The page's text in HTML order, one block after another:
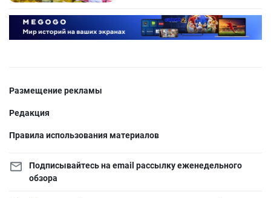
Размещение рекламы
Редакция
Правила использования материалов
Подписывайтесь на email рассылку еженедельного
обзора